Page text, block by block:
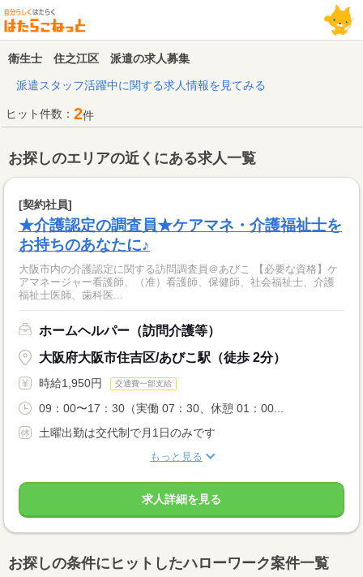
衛生士 住之江区 派遣の求人募集
派遣スタッフ活躍中に関する求人情報を見てみる
ヒット件数： 2件
お探しのエリアの近くにある求人一覧
[契約社員]
★介護認定の調査員★ケアマネ・介護福祉士を
お持ちのあなたに♪
大阪市内の介護認定に関する訪問調査員＠あびこ 【必要な資格】ケ
アマネージャー看護師、（准）看護師、保健師、社会福祉士、介護
福祉士医師、歯科医...
ホームヘルパー（訪問介護等）
大阪府大阪市住吉区/あびこ駅（徒歩 2分）
時給1,950円 交通費一部支給
09：00〜17：30（実働 07：30、休憩 01：00...
土曜出勤は交代制で月1日のみです
もっと見る
求人詳細を見る
お探しの条件にヒットしたハローワーク案件一覧